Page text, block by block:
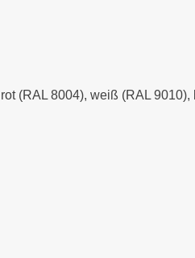
(RAL 8004), weiß (RAL 9010),